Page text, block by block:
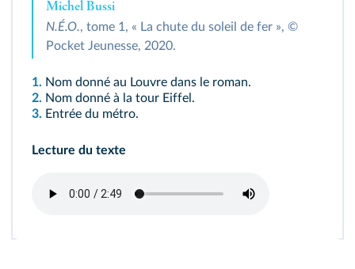
Michel Bussi
N.É.O., tome 1, « La chute du soleil de fer », ©
Pocket Jeunesse, 2020.
1. Nom donné au Louvre dans le roman.
2. Nom donné à la tour Eiffel.
3. Entrée du métro.
Lecture du texte